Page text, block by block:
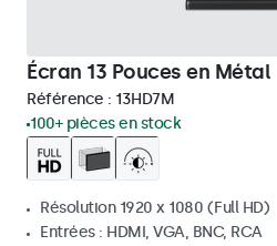
Écran 13 Pouces en Métal
Référence : 13HD7M
100+ pièces en stock
Résolution 1920 x 1080 (Full HD)
Entrées : HDMI, VGA, BNC, RCA